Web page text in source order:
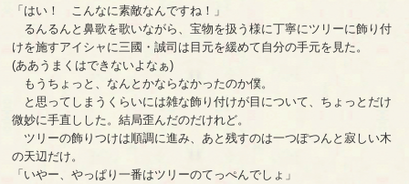
「はい！ こんなに素敵なんですね！」
るんるんと鼻歌を歌いながら、宝物を扱う様に丁寧にツリーに飾り付
けを施すアイシャに三國・誠司は目元を緩めて自分の手元を見た。
(ああうまくはできないよなぁ)
もうちょっと、なんとかならなかったのか僕。
と思ってしまうくらいには雑な飾り付けが目について、ちょっとだけ
微妙に手直しした。結局歪んだのだけれど。
ツリーの飾りつけは順調に進み、あと残すのは一つぽつんと寂しい木
の天辺だけ。
「いやー、やっぱり一番はツリーのてっぺんでしょ」